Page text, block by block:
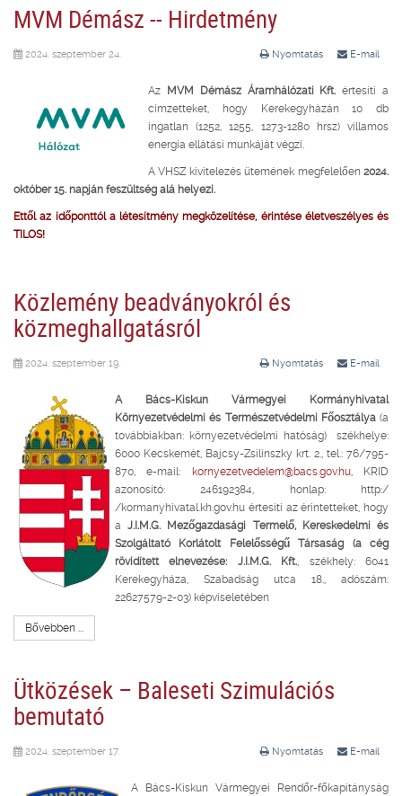
MVM Démász -- Hirdetmény
Nyomtatás E-mail
2024. szeptember 24.
Az MVM Démász Áramhálózati Kft. értesíti a
címzetteket, hogy Kerekegyházán 10 db
ingatlan (1252, 1255, 1273-1280 hrsz) villamos
energia ellátási munkáját végzi.
A VHSZ kivitelezés ütemének megfelelően 2024.
október 15. napján feszültség alá helyezi.
Ettől az időponttól a létesítmény megközelítése, érintése életveszélyes és
TILOS!
Közlemény beadványokról és
közmeghallgatásról
Nyomtatás E-mail
2024. szeptember 19.
A Bács-Kiskun Vármegyei Kormányhivatal
Környezetvédelmi és Természetvédelmi Főosztálya(a
továbbiakban: környezetvédelmi hatóság) székhelye:
6000 Kecskemét, Bajcsy-Zsilinszky krt. 2., tel.: 76/795-
870, e-mail: kornyezetvedelem@bacs.gov.hu, KRID
azonosító: 246192384, honlap: http:/
/kormanyhivatal.kh.gov.hu értesíti az érintetteket, hogy
aJ.I.M.G. Mezőgazdasági Termelő, Kereskedelmi és
Szolgáltató Korlátolt Felelősségű Társaság (a cég
rövidített elnevezése: J.I.M.G. Kft. , székhely: 6041
Kerekegyháza, Szabadság utca 18., adószám:
22627579-2-03) képviseletében
Bővebben ...
Ütközések – Baleseti Szimulációs
bemutató
Nyomtatás E-mail
2024. szeptember 17.
A Bács-Kiskun Vármegyei Rendőr-főkapitányság